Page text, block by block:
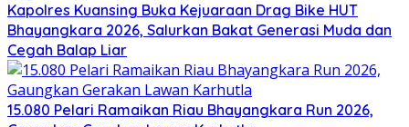
Kapolres Kuansing Buka Kejuaraan Drag Bike HUT
Bhayangkara 2026, Salurkan Bakat Generasi Muda dan
Cegah Balap Liar
15.080 Pelari Ramaikan Riau Bhayangkara Run 2026,